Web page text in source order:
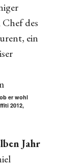
des
ein
er wohl
2012,
Jahr